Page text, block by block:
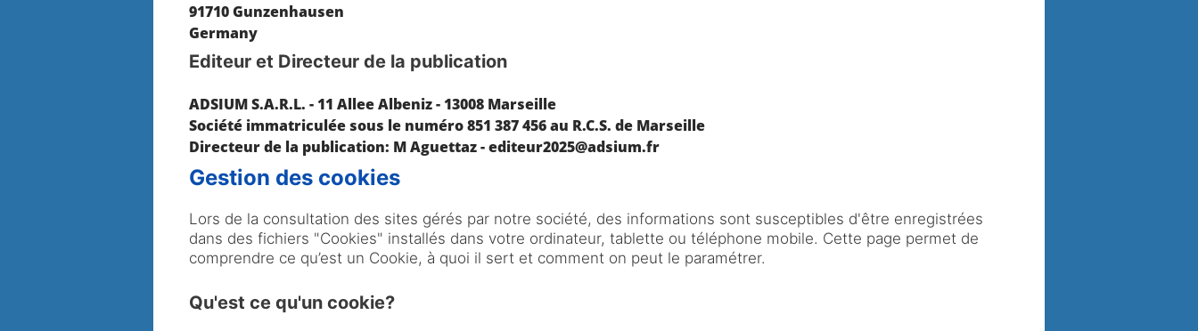
Editeur et Directeur de la publication
Gestion des cookies
Lors de la consultation des sites gérés par notre société, des informations sont susceptibles d'être enregistrées
dans des fichiers "Cookies" installés dans votre ordinateur, tablette ou téléphone mobile. Cette page permet de
comprendre ce qu’est un Cookie, à quoi il sert et comment on peut le paramétrer.
Qu'est ce qu'un cookie?